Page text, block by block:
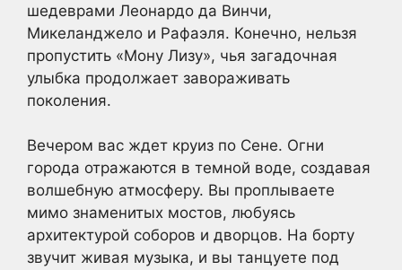
шедеврами Леонардо да Винчи,
Микеланджело и Рафаэля. Конечно, нельзя
пропустить «Мону Лизу», чья загадочная
улыбка продолжает завораживать
поколения.
Вечером вас ждет круиз по Сене. Огни
города отражаются в темной воде, создавая
волшебную атмосферу. Вы проплываете
мимо знаменитых мостов, любуясь
архитектурой соборов и дворцов. На борту
звучит живая музыка, и вы танцуете под